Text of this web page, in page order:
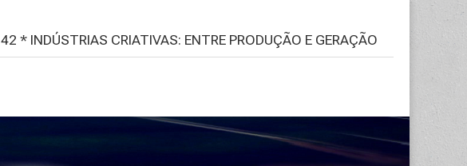
42 * INDÚSTRIAS CRIATIVAS: ENTRE PRODUÇÃO E GERAÇÃO